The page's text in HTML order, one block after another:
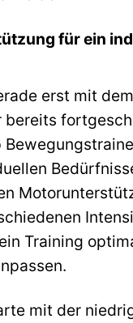
für ein
erst mit
bereits
Training
mit der